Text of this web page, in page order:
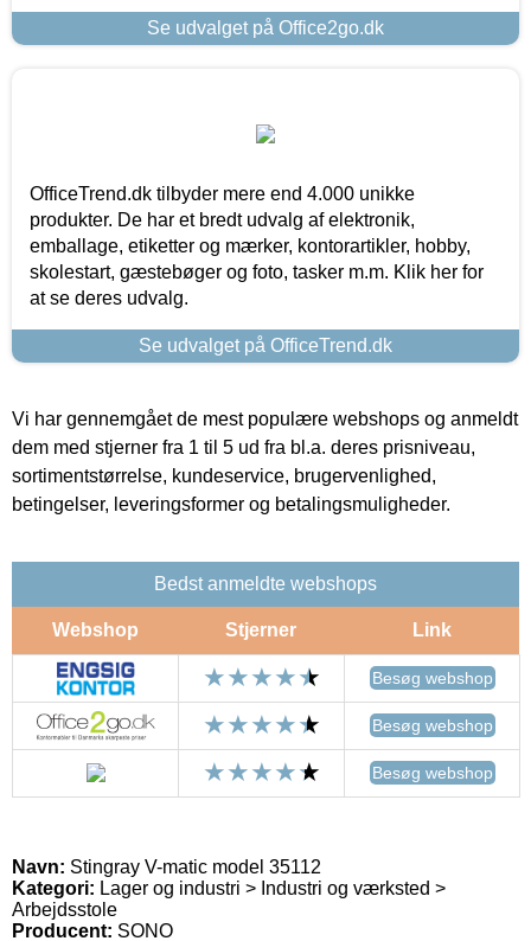
Se udvalget på Office2go.dk
OfficeTrend.dk tilbyder mere end 4.000 unikke
produkter. De har et bredt udvalg af elektronik,
emballage, etiketter og mærker, kontorartikler, hobby,
skolestart, gæstebøger og foto, tasker m.m. Klik her for
at se deres udvalg.
Se udvalget på OfficeTrend.dk
Vi har gennemgået de mest populære webshops og anmeldt
dem med stjerner fra 1 til 5 ud fra bl.a. deres prisniveau,
sortimentstørrelse, kundeservice, brugervenlighed,
betingelser, leveringsformer og betalingsmuligheder.
Bedst anmeldte webshops
Webshop Stjerner Link
Besøg webshop
Besøg webshop
Besøg webshop
Navn: Stingray V-matic model 35112
Kategori: Lager og industri > Industri og værksted >
Arbejdsstole
Producent: SONO